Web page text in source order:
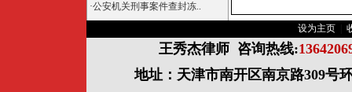
·公安机关刑事案件查封冻..
设为主页
王秀杰律师 咨询热线:
地址：天津市南开区南京路309号